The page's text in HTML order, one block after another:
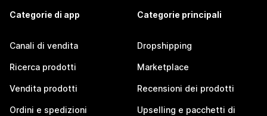
Categorie di app
Canali di vendita
Ricerca prodotti
Vendita prodotti
Ordini e spedizioni
Categorie principali
Dropshipping
Marketplace
Recensioni dei prodotti
Upselling e pacchetti di